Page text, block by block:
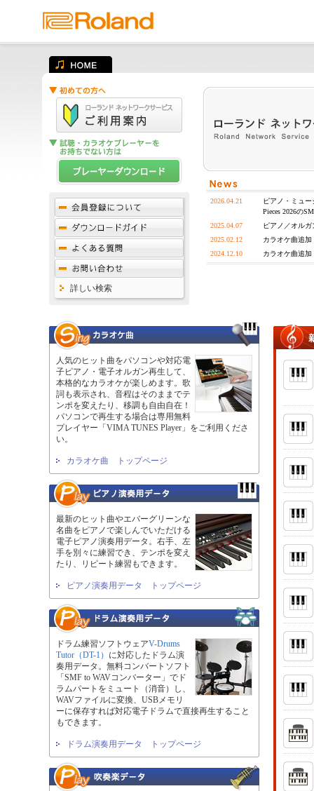
詳しい検索
2026.04.21
ピアノ・ミュ
Pieces 2026の
2025.04.07
ピアノ／オル
2025.02.12
カラオケ曲追加
2024.12.10
カラオケ曲追加
人気のヒット曲をパソコンや対応電
子ピアノ・電子オルガン再生して、
本格的なカラオケが楽しめます。歌
詞も表示され、音程はそのままでテ
ンポを変えたり、移調も自由自在！
パソコンで再生する場合は専用無料
プレイヤー「VIMA TUNES Player」をご利用くださ
い。
カラオケ曲 トップページ
最新のヒット曲やエバーグリーンな
名曲をピアノで楽しんでいただける
電子ピアノ演奏用データ。右手、左
手を別々に練習でき、テンポを変え
たり、リピート練習もできます。
ピアノ演奏用データ トップページ
ドラム練習ソフトウェアV-Drums
Tutor（DT-1） に対応したドラム演
奏用データ。無料コンバートソフト
「SMF to WAVコンバーター」でド
ラムパートをミュート（消音）し、
WAVファイルに変換、USBメモリ
ーに保存すれば対応電子ドラムで直接再生すること
もできます。
ドラム演奏用データ トップページ